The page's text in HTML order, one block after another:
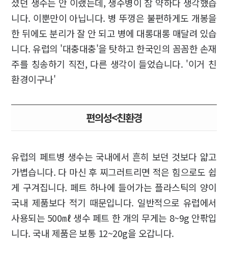
니다. 이뿐만이 아닙니다. 병 뚜껑은 불편하게도 개봉을
한 뒤에도 분리가 잘 안 되고 병에 대롱대롱 매달려 있습
니다. 유럽의 '대충대충'을 탓하고 한국인의 꼼꼼한 손재
주를 칭송하기 직전, 다른 생각이 들었습니다. '이거 친
환경이구나'
편의성<친환경
유럽의 페트병 생수는 국내에서 흔히 보던 것보다 얇고
가볍습니다. 다 마신 후 찌그러트리면 적은 힘으로도 쉽
게 구겨집니다. 페트 하나에 들어가는 플라스틱의 양이
국내 제품보다 적기 때문입니다. 일반적으로 유럽에서
사용되는 500㎖ 생수 페트 한 개의 무게는 8~9g 안팎입
니다. 국내 제품은 보통 12~20g을 오갑니다.